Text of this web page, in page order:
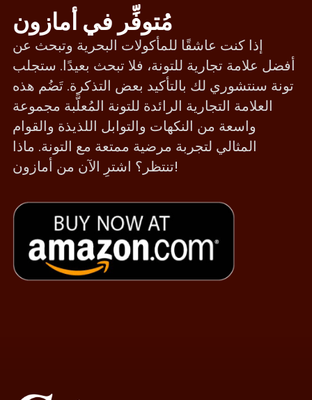
مُتوفِّر في أمازون
إذا كنت عاشقًا للمأكولات البحرية وتبحث عن
أفضل علامة تجارية للتونة، فلا تبحث بعيدًا. ستجلب
تونة سنتشوري لك بالتأكيد بعض التذكرة. تَضُم هذه
العلامة التجارية الرائدة للتونة المُعلَّبة مجموعة
واسعة من النكهات والتوابل اللذيذة والقوام
المثالي لتجربة مرضية ممتعة مع التونة. ماذا
تنتظر؟ اشترِ الآن من أمازون!